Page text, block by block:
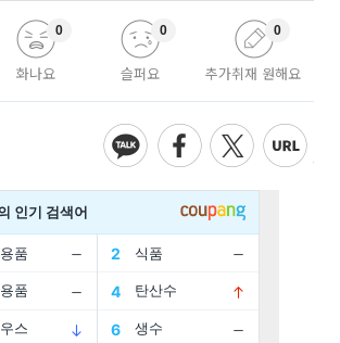
화나요
0
슬퍼요
0
추가취재 원해요
0